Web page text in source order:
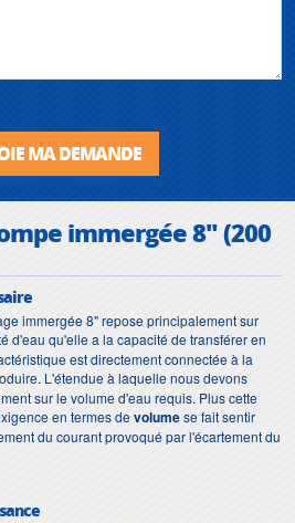
MA DEMANDE
immergée 8" (200
immergée 8" repose principalement sur
d'eau qu'elle a la capacité de transférer en
est directement connectée à la
L'étendue à laquelle nous devons
sur le volume d'eau requis. Plus cette
en termes devolumese fait sentir
du courant provoqué par l'écartement du